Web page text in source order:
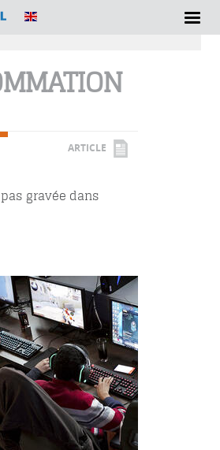
ARTICLE
gravée dans